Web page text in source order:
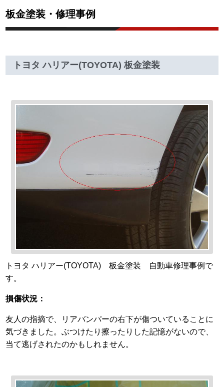
板金塗装・修理事例
トヨタ ハリアー(TOYOTA) 板金塗装
トヨタ ハリアー(TOYOTA) 板金塗装 自動車修理事例で
す。
損傷状況：
友人の指摘で、リアバンパーの右下が傷ついていることに
気づきました。ぶつけたり擦ったりした記憶がないので、
当て逃げされたのかもしれません。